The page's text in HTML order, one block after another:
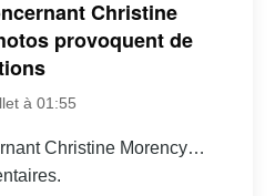
Christine
provoquent de
à 01:55
Christine Morency…